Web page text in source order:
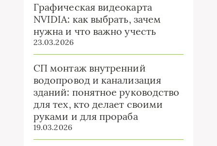
Графическая видеокарта
NVIDIA: как выбрать, зачем
нужна и что важно учесть
23.03.2026
СП монтаж внутренний
водопровод и канализация
зданий: понятное руководство
для тех, кто делает своими
руками и для прораба
19.03.2026